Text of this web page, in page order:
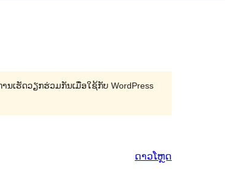
ເຮັດວຽກຮ່ວມກັນເມື່ອໃຊ້ກັບ WordPress
ດາວໂຫຼດ